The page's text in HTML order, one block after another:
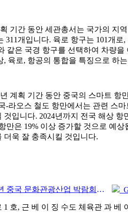
기간 동안 세관총서는 국가의 지
311개입니다. 육로 항구는 101개
같은 국경 항구를 선택하여 차량
, 육로, 항공의 통합을 특징으로 하
계획 기간 동안 중국의 스마트
-라오스 철도 항만에서는 관련 스
것입니다. 2024년까지 전국 해상
만은 19% 이상 증가할 것으로 예
더욱 잘 충족시킬 것입니다.
Prev:2025년 중국 문화관광산업 박람회는 9월 12일부터 14일까지 우한에서 개최됩니다.
1 호, 근 베 이 징 수도 체육관 과 베